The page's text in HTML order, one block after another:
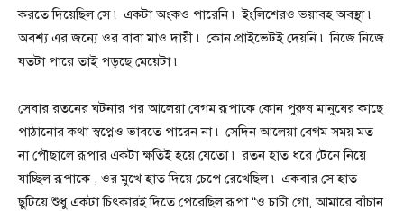
করতে দিয়েছিল সে ৷ একটা অংকও পারেনি ৷ ইংলিশেরও ভয়াবহ অবস্থা ৷
অবশ্য এর জন্যে ওর বাবা মাও দায়ী ৷ কোন প্রাইভেটই দেয়নি ৷ নিজে নিজে
যতটা পারে তাই পড়ছে মেয়েটা ৷
সেবার রতনের ঘটনার পর আলেয়া বেগম রূপাকে কোন পুরুষ মানুষের কাছে
পাঠানোর কথা স্বপ্নেও ভাবতে পারেন না ৷ সেদিন আলেয়া বেগম সময় মত
না পৌছালে রূপার একটা ক্ষতিই হয়ে যেতো ৷ রতন হাত ধরে টেনে নিয়ে
যাচ্ছিল রূপাকে , ওর মুখে হাত দিয়ে চেপে রেখেছিল ৷ একবার সে হাত
ছুটিয়ে শুধু একটা চিৎকারই দিতে পেরেছিল রূপা “ও চাচী গো, আমারে বাঁচান